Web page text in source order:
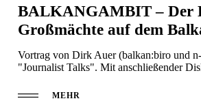
BALKANGAMBIT – Der
Großmächte auf dem
Vortrag von Dirk Auer (balkan:biro und
"Journalist Talks". Mit anschließender
MEHR